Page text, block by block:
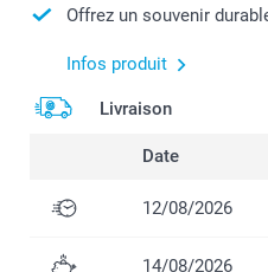
Offrez un souvenir
Infos produit
Livraison
Date
12/08/2026
14/08/2026